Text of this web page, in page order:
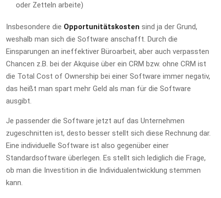
oder Zetteln arbeite)
Insbesondere die Opportunitätskosten sind ja der Grund,
weshalb man sich die Software anschafft. Durch die
Einsparungen an ineffektiver Büroarbeit, aber auch verpassten
Chancen z.B. bei der Akquise über ein CRM bzw. ohne CRM ist
die Total Cost of Ownership bei einer Software immer negativ,
das heißt man spart mehr Geld als man für die Software
ausgibt.
Je passender die Software jetzt auf das Unternehmen
zugeschnitten ist, desto besser stellt sich diese Rechnung dar.
Eine individuelle Software ist also gegenüber einer
Standardsoftware überlegen. Es stellt sich lediglich die Frage,
ob man die Investition in die Individualentwicklung stemmen
kann.